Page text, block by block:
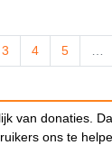
3 4 5
van donaties.
ons te